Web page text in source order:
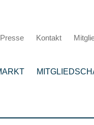
Presse Kontakt